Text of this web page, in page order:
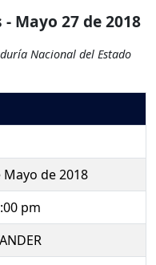
Mayo 27 de 2018
Nacional del Estado
Mayo de 2018
pm